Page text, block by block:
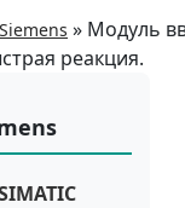
Siemens » Модуль
реакция.